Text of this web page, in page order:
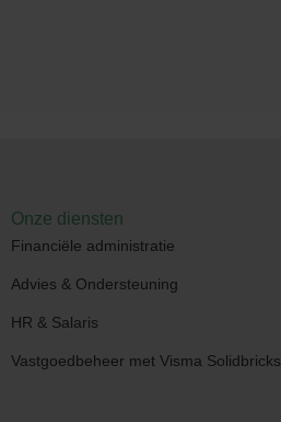
Onze diensten
Financiële administratie
Advies & Ondersteuning
HR & Salaris
Vastgoedbeheer met Visma Solidbricks